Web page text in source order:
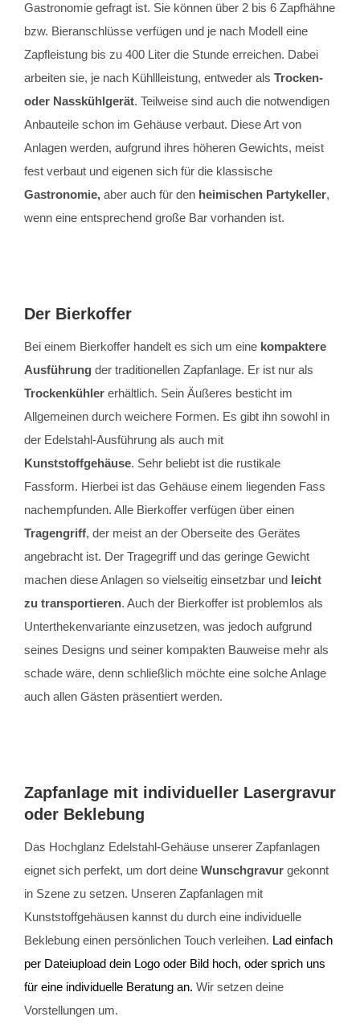
Gastronomie gefragt ist. Sie können über 2 bis 6 Zapfhähne
bzw. Bieranschlüsse verfügen und je nach Modell eine
Zapfleistung bis zu 400 Liter die Stunde erreichen. Dabei
arbeiten sie, je nach Kühllleistung, entweder als Trocken-
oder Nasskühlgerät. Teilweise sind auch die notwendigen
Anbauteile schon im Gehäuse verbaut. Diese Art von
Anlagen werden, aufgrund ihres höheren Gewichts, meist
fest verbaut und eigenen sich für die klassische
Gastronomie, aber auch für den heimischen Partykeller,
wenn eine entsprechend große Bar vorhanden ist.
Der Bierkoffer
Bei einem Bierkoffer handelt es sich um eine kompaktere
Ausführung der traditionellen Zapfanlage. Er ist nur als
Trockenkühler erhältlich. Sein Äußeres besticht im
Allgemeinen durch weichere Formen. Es gibt ihn sowohl in
der Edelstahl-Ausführung als auch mit
Kunststoffgehäuse. Sehr beliebt ist die rustikale
Fassform. Hierbei ist das Gehäuse einem liegenden Fass
nachempfunden. Alle Bierkoffer verfügen über einen
Tragengriff, der meist an der Oberseite des Gerätes
angebracht ist. Der Tragegriff und das geringe Gewicht
machen diese Anlagen so vielseitig einsetzbar und leicht
zu transportieren. Auch der Bierkoffer ist problemlos als
Unterthekenvariante einzusetzen, was jedoch aufgrund
seines Designs und seiner kompakten Bauweise mehr als
schade wäre, denn schließlich möchte eine solche Anlage
auch allen Gästen präsentiert werden.
Zapfanlage mit individueller Lasergravur
oder Beklebung
Das Hochglanz Edelstahl-Gehäuse unserer Zapfanlagen
eignet sich perfekt, um dort deine Wunschgravur gekonnt
in Szene zu setzen. Unseren Zapfanlagen mit
Kunststoffgehäusen kannst du durch eine individuelle
Beklebung einen persönlichen Touch verleihen. Lad einfach
per Dateiupload dein Logo oder Bild hoch, oder sprich uns
für eine individuelle Beratung an. Wir setzen deine
Vorstellungen um.